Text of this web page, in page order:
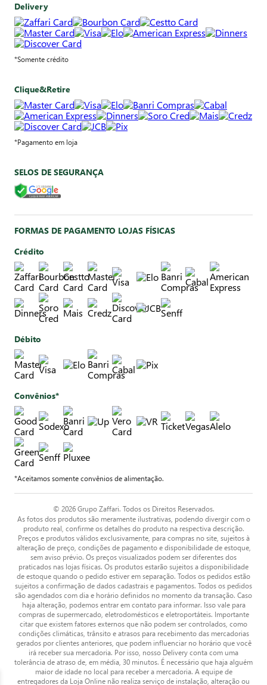
Delivery
*Somente crédito
Clique&Retire
*Pagamento em loja
SELOS DE SEGURANÇA
FORMAS DE PAGAMENTO LOJAS FÍSICAS
Crédito
Débito
Convênios*
*Aceitamos somente convênios de alimentação.
© 2026 Grupo Zaffari. Todos os Direitos Reservados.
As fotos dos produtos são meramente ilustrativas, podendo divergir com o
produto real, confirme os detalhes do produto na respectiva descrição.
Preços e produtos válidos exclusivamente, para compras no site, sujeitos à
alteração de preço, condições de pagamento e disponibilidade de estoque,
sem aviso prévio. Os preços visualizados podem ser diferentes dos
praticados nas lojas físicas. Os produtos estarão sujeitos a disponibilidade
de estoque quando o pedido estiver em separação. Todos os pedidos estão
sujeitos a confirmação de dados cadastrais e pagamentos. Todos os pedidos
são agendados com dia e horário definidos no momento da transação. Caso
haja alteração, podemos entrar em contato para informar. Isso vale para
compras de supermercado, eletrodomésticos e eletroportáteis. Importante
citar que existem fatores externos que não podem ser controlados, como
condições climáticas, trânsito e atrasos para recebimento das mercadorias
gerados por clientes anteriores, que podem influenciar no horário que você
irá receber sua mercadoria. Por isso, nosso Delivery conta com uma
tolerância de atraso de, em média, 30 minutos. É necessário que haja alguém
maior de idade no local para receber a mercadoria. A equipe de
entregadores da Loja Online não realiza serviço de instalação, alteração ou